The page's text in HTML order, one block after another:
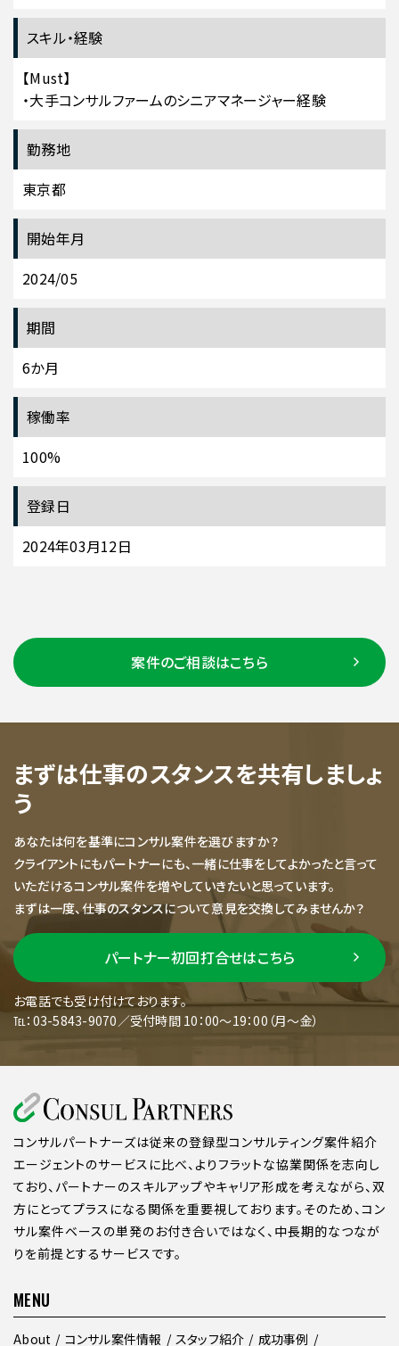
スキル・経験
【Must】
・大手コンサルファームのシニアマネージャー経験
勤務地
東京都
開始年月
2024/05
期間
6か月
稼働率
100%
登録日
2024年03月12日
案件のご相談はこちら
まずは仕事のスタンスを共有しましょ
う
あなたは何を基準にコンサル案件を選びますか？
クライアントにもパートナーにも、一緒に仕事をしてよかったと言って
いただけるコンサル案件を増やしていきたいと思っています。
まずは一度、仕事のスタンスについて意見を交換してみませんか？
パートナー初回打合せはこちら
お電話でも受け付けております。
℡：03-5843-9070／受付時間 10：00～19：00（月～金）
コンサルパートナーズは従来の登録型コンサルティング案件紹介
エージェントのサービスに比べ、よりフラットな協業関係を志向し
ており、パートナーのスキルアップやキャリア形成を考えながら、双
方にとってプラスになる関係を重要視しております。そのため、コン
サル案件ベースの単発のお付き合いではなく、中長期的なつなが
りを前提とするサービスです。
MENU
About コンサル案件情報 スタッフ紹介 成功事例